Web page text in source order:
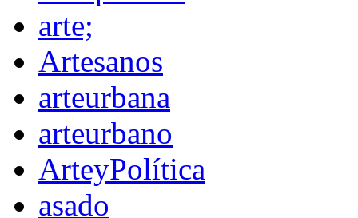
arte;
Artesanos
arteurbana
arteurbano
ArteyPolítica
asado